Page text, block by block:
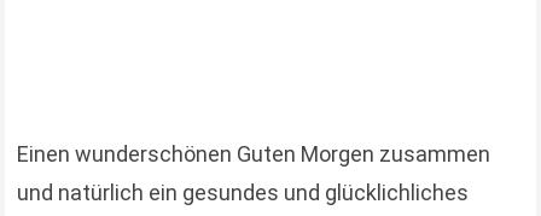
Einen wunderschönen Guten Morgen zusammen
und natürlich ein gesundes und glücklichliches